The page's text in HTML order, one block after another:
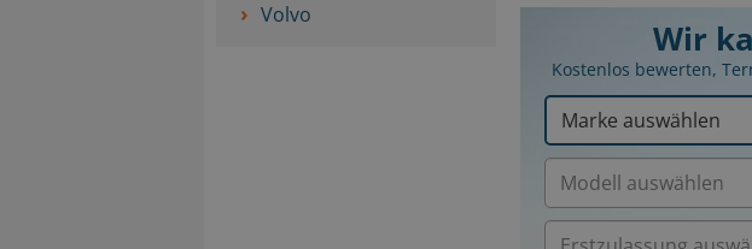
Wir
Kostenlos bewerten,
Volvo